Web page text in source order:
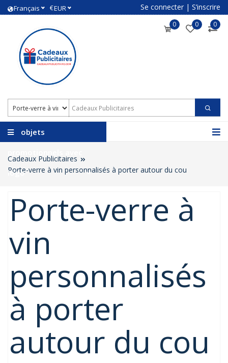
Français €EUR Se connecter | S’inscrire
0 0 0
objets
logo
Cadeaux Publicitaires
Porte-verre à vin personnalisés à porter autour du cou
Porte-verre à
vin
personnalisés
à porter
autour du cou